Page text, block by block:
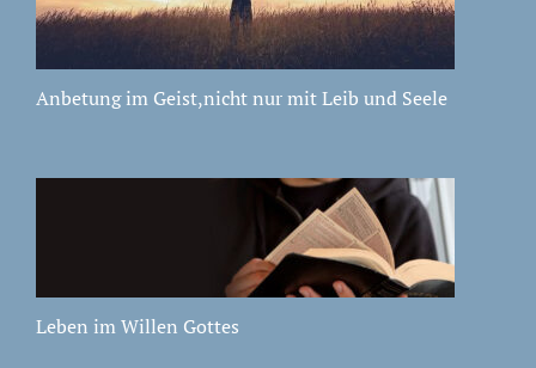
Anbetung im Geist,nicht nur mit Leib und Seele
Leben im Willen Gottes